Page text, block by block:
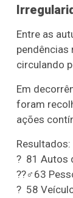
Entre as
circulando
Em
foram
ações
Resultados:
? 81 Autos
??‍♂️63
? 58